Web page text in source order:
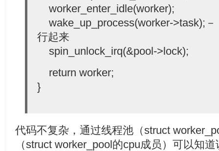
worker_enter_idle(worker);
wake_up_process(worker->task);
行起来
spin_unlock_irq(&pool->lock);
return worker;
}
代码不复杂，通过线程池（struct
（struct worker_pool的cpu成员）可以知